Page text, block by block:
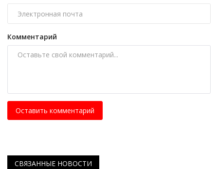
Комментарий
Оставить комментарий
СВЯЗАННЫЕ НОВОСТИ